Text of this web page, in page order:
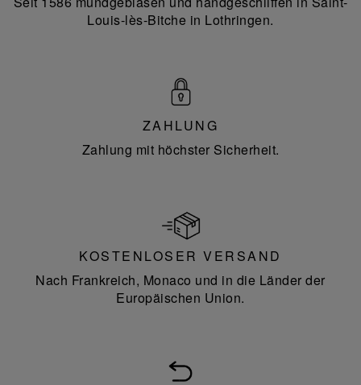
Louis-lès-Bitche in Lothringen.
ZAHLUNG
Zahlung mit höchster Sicherheit.
KOSTENLOSER VERSAND
Nach Frankreich, Monaco und in die Länder der
Europäischen Union.